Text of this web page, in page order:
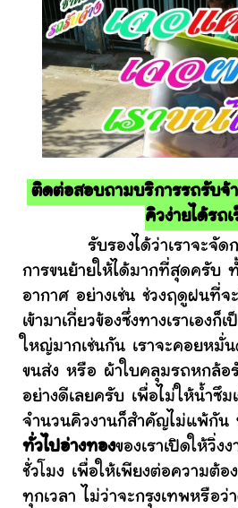
ติดต่อสอบถามบริการรถรับจ้
คิวง่ายได้รถเ
รับรองได้ว่าเราจะจัดกา
การขนย้ายให้ได้มากที่สุดครับ
อากาศ อย่างเช่น ช่วงฤดูฝนที่จ
เข้ามาเกี่ยวข้องซึ่งทางเราเอง
ใหญ่มากเช่นกัน เราจะคอยหมั่
ขนส่ง หรือ ผ้าใบคลุมรถหกล้อ
อย่างดีเลยครับ เพื่อไม่ให้น้ำซึม
จำนวนคิวงานก็สำคัญไม่แพ้กัน
ทั่วไปอ่างทองของเราเปิดให้วิ่
ชั่วโมง เพื่อให้เพียงต่อความต้
ทุกเวลา ไม่ว่าจะกรุงเทพหรือ